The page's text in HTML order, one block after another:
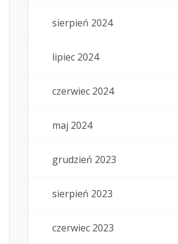
sierpień 2024
lipiec 2024
czerwiec 2024
maj 2024
grudzień 2023
sierpień 2023
czerwiec 2023